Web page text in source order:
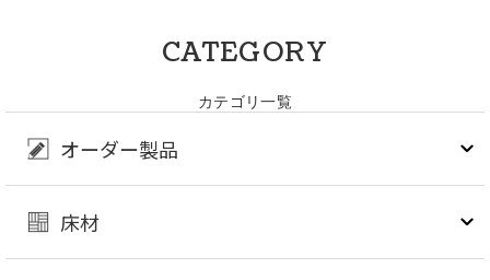
CATEGORY
カテゴリ一覧
オーダー製品
床材